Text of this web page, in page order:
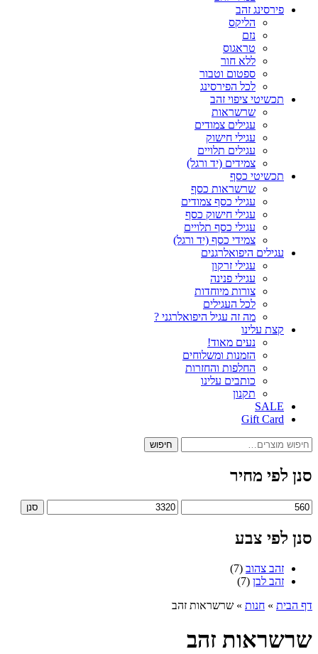
פירסינג זהב
הליקס
נזם
טראגוס
ללא חור
ספטום וטבור
לכל הפירסינג
תכשיטי ציפוי זהב
שרשראות
עגילים צמודים
עגילי חישוק
עגילים תלויים
צמידים (יד ורגל)
תכשיטי כסף
שרשראות כסף
עגילי כסף צמודים
עגילי חישוק כסף
עגילי כסף תלויים
צמידי כסף (יד ורגל)
עגילים היפואלרגנים
עגילי זרקון
עגילי פנינה
צורות מיוחדות
לכל העגילים
מה זה עגיל היפואלרגני ?
קצת עלינו
נעים מאוד!
הזמנות ומשלוחים
החלפות והחזרות
כותבים עלינו
תקנון
SALE
Gift Card
חיפוש
עבור:
חיפוש
סנן לפי מחיר
מחיר
מינימלי
מחיר
מקסימלי
סנן
סנן לפי צבע
זהב צהוב (7)
זהב לבן (7)
דף הבית » חנות » שרשראות זהב
שרשראות זהב